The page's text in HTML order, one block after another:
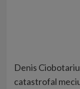
Denis
catastrofal